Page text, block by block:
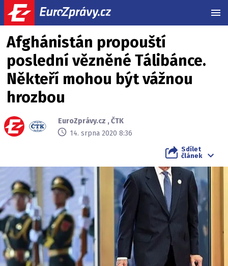
Afghánistán propouští
poslední vězněné Tálibánce.
Někteří mohou být vážnou
hrozbou
EuroZprávy.cz ,ČTK
14. srpna 2020 8:36
Sdílet
článek